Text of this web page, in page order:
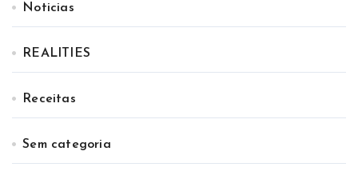
Noticias
REALITIES
Receitas
Sem categoria